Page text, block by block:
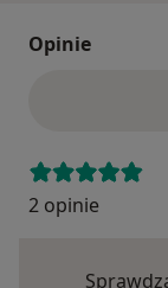
Opinie
2 opinie